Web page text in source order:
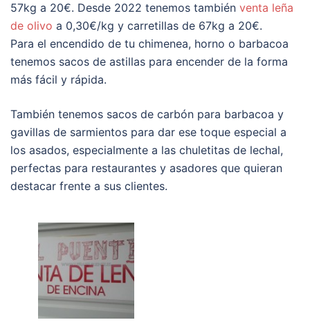
57kg a 20€. Desde 2022 tenemos también venta leña
de olivo a 0,30€/kg y carretillas de 67kg a 20€.
Para el encendido de tu chimenea, horno o barbacoa
tenemos sacos de astillas para encender de la forma
más fácil y rápida.
También tenemos sacos de carbón para barbacoa y
gavillas de sarmientos para dar ese toque especial a
los asados, especialmente a las chuletitas de lechal,
perfectas para restaurantes y asadores que quieran
destacar frente a sus clientes.